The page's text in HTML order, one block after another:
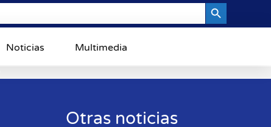
Noticias Multimedia
Otras noticias